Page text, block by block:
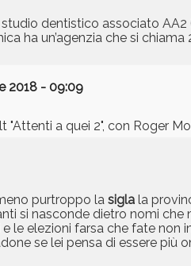
dentistico associato
ha un’agenzia che si chiama
2018 - 09:09
"Attenti a quei 2", con Roger
purtroppo la sigla la
si nasconde dietro nomi che
le elezioni farsa che fate non
se lei pensa di essere più